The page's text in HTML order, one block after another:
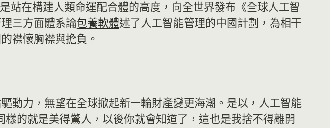
站在構建人類命運配合體的高度，向全世界發布《全球人工智
三方面體系論包養軟體述了人工智能管理的中國計劃，為相干
襟懷胸襟與擔負。
動力，無望在全球掀起新一輪財產變更海潮。是以，人工智能
的就是美得驚人，以後你就會知道了，這也是我捨不得離開